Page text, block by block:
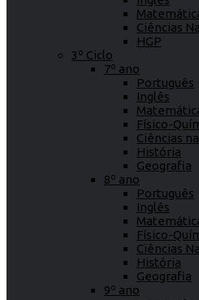
Ciências
HGP
3º Ciclo
7º ano
Português
Inglês
Físico-
Ciências
História
Geografia
8º ano
Português
Inglês
Físico-
Ciências
História
Geografia
9º ano